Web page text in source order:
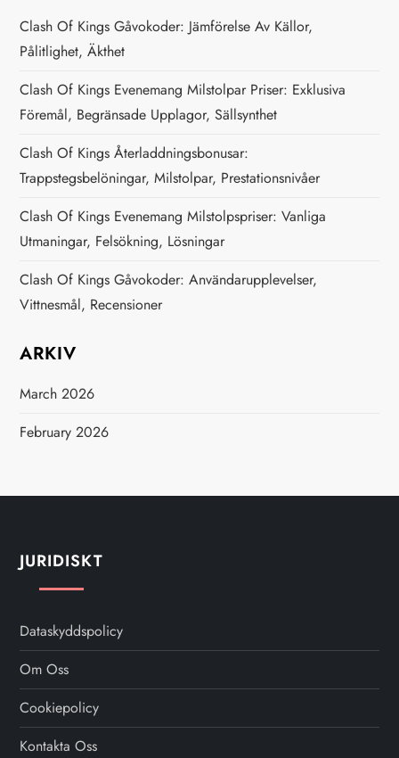
Clash Of Kings Gåvokoder: Jämförelse Av Källor,
Pålitlighet, Äkthet
Clash Of Kings Evenemang Milstolpar Priser: Exklusiva
Föremål, Begränsade Upplagor, Sällsynthet
Clash Of Kings Återladdningsbonusar:
Trappstegsbelöningar, Milstolpar, Prestationsnivåer
Clash Of Kings Evenemang Milstolpspriser: Vanliga
Utmaningar, Felsökning, Lösningar
Clash Of Kings Gåvokoder: Användarupplevelser,
Vittnesmål, Recensioner
ARKIV
March 2026
February 2026
JURIDISKT
Dataskyddspolicy
Om Oss
Cookiepolicy
Kontakta Oss